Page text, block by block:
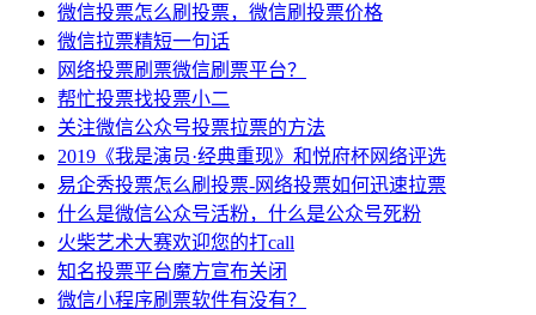
微信投票怎么刷投票，微信刷投票价格
微信拉票精短一句话
网络投票刷票微信刷票平台？
帮忙投票找投票小二
关注微信公众号投票拉票的方法
2019《我是演员·经典重现》和悦府杯网络评选
易企秀投票怎么刷投票-网络投票如何迅速拉票
什么是微信公众号活粉，什么是公众号死粉
火柴艺术大赛欢迎您的打call
知名投票平台魔方宣布关闭
微信小程序刷票软件有没有？